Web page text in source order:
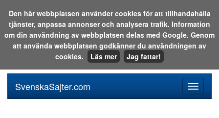
Sök i katalogen eller på webben:
meny
SvenskaSajter.com
Den här webbplatsen använder cookies för att tillhandahålla
tjänster, anpassa annonser och analysera trafik. Information
om din användning av webbplatsen delas med Google. Genom
att använda webbplatsen godkänner du användningen av
cookies.
Läs mer Jag fattar!